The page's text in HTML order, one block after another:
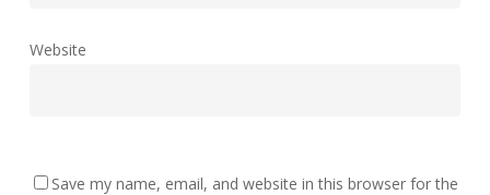
Website
Save my name, email, and website in this browser for the